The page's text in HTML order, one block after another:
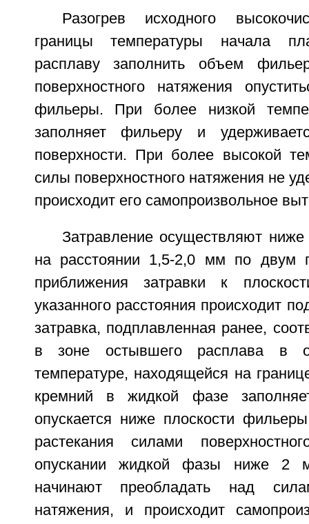
Разогрев исходного
границы температуры начала
расплаву заполнить объем
поверхностного натяжения
фильеры. При более низкой
заполняет фильеру и
поверхности. При более высокой
силы поверхностного натяжения не
происходит его самопроизвольное
Затравление осуществляют
на расстоянии 1,5-2,0 мм по двум
приближения затравки к
указанного расстояния происходит
затравка, подплавленная ранее,
в зоне остывшего расплава в
температуре, находящейся на
кремний в жидкой фазе
опускается ниже плоскости
растекания силами
опускании жидкой фазы ниже 2
начинают преобладать над
натяжения, и происходит